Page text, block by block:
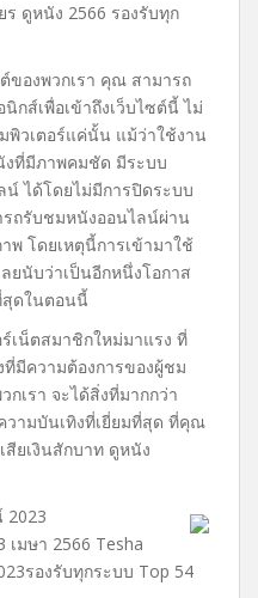
ร ดูหนัง 2566 รองรับทุก
ของพวกเรา คุณ สามารถ
กส์เพื่อเข้าถึงเว็บไซต์นี้ ไม่
พิวเตอร์แค่นั้น แม้ว่าใช้งาน
งที่มีภาพคมชัด มีระบบ
ได้โดยไม่มีการปิดระบบ
รถรับชมหนังออนไลน์ผ่าน
โดยเหตุนี้การเข้ามาใช้
ยนับว่าเป็นอีกหนึ่งโอกาส
สุดในตอนนี้
เน็ตสมาชิกใหม่มาแรง ที่
ที่มีความต้องการของผู้ชม
เรา จะได้สิ่งที่มากกว่า
วามบันเทิงที่เยี่ยมที่สุด ที่คุณ
สียเงินสักบาท ดูหนัง
2023
เมษา 2566 Tesha
รองรับทุกระบบ Top 54